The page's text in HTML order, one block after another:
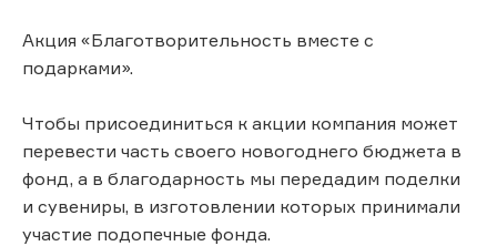
Акция «Благотворительность вместе с
подарками».
Чтобы присоединиться к акции компания может
перевести часть своего новогоднего бюджета в
фонд, а в благодарность мы передадим поделки
и сувениры, в изготовлении которых принимали
участие подопечные фонда.